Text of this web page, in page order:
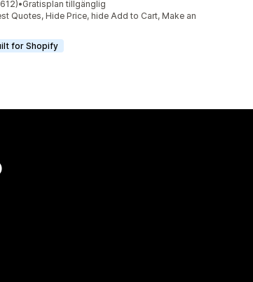
stjärnor
totalt
•Gratisplan tillgänglig
Quotes, Hide Price, hide Add to Cart, Make an
for Shopify